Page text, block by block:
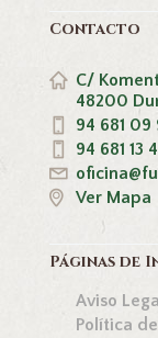
Contacto
C/
48200
94 681 09
94 681 13
Ver Mapa
Páginas de
Aviso Legal
Política